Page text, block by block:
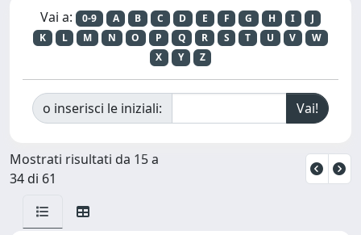
Vai a: 0-9 A B C D E F G H I
J
K
L M N O P Q R S T U V
W
X
Y Z
o inserisci le iniziali:
Mostrati risultati da 15 a
34 di 61